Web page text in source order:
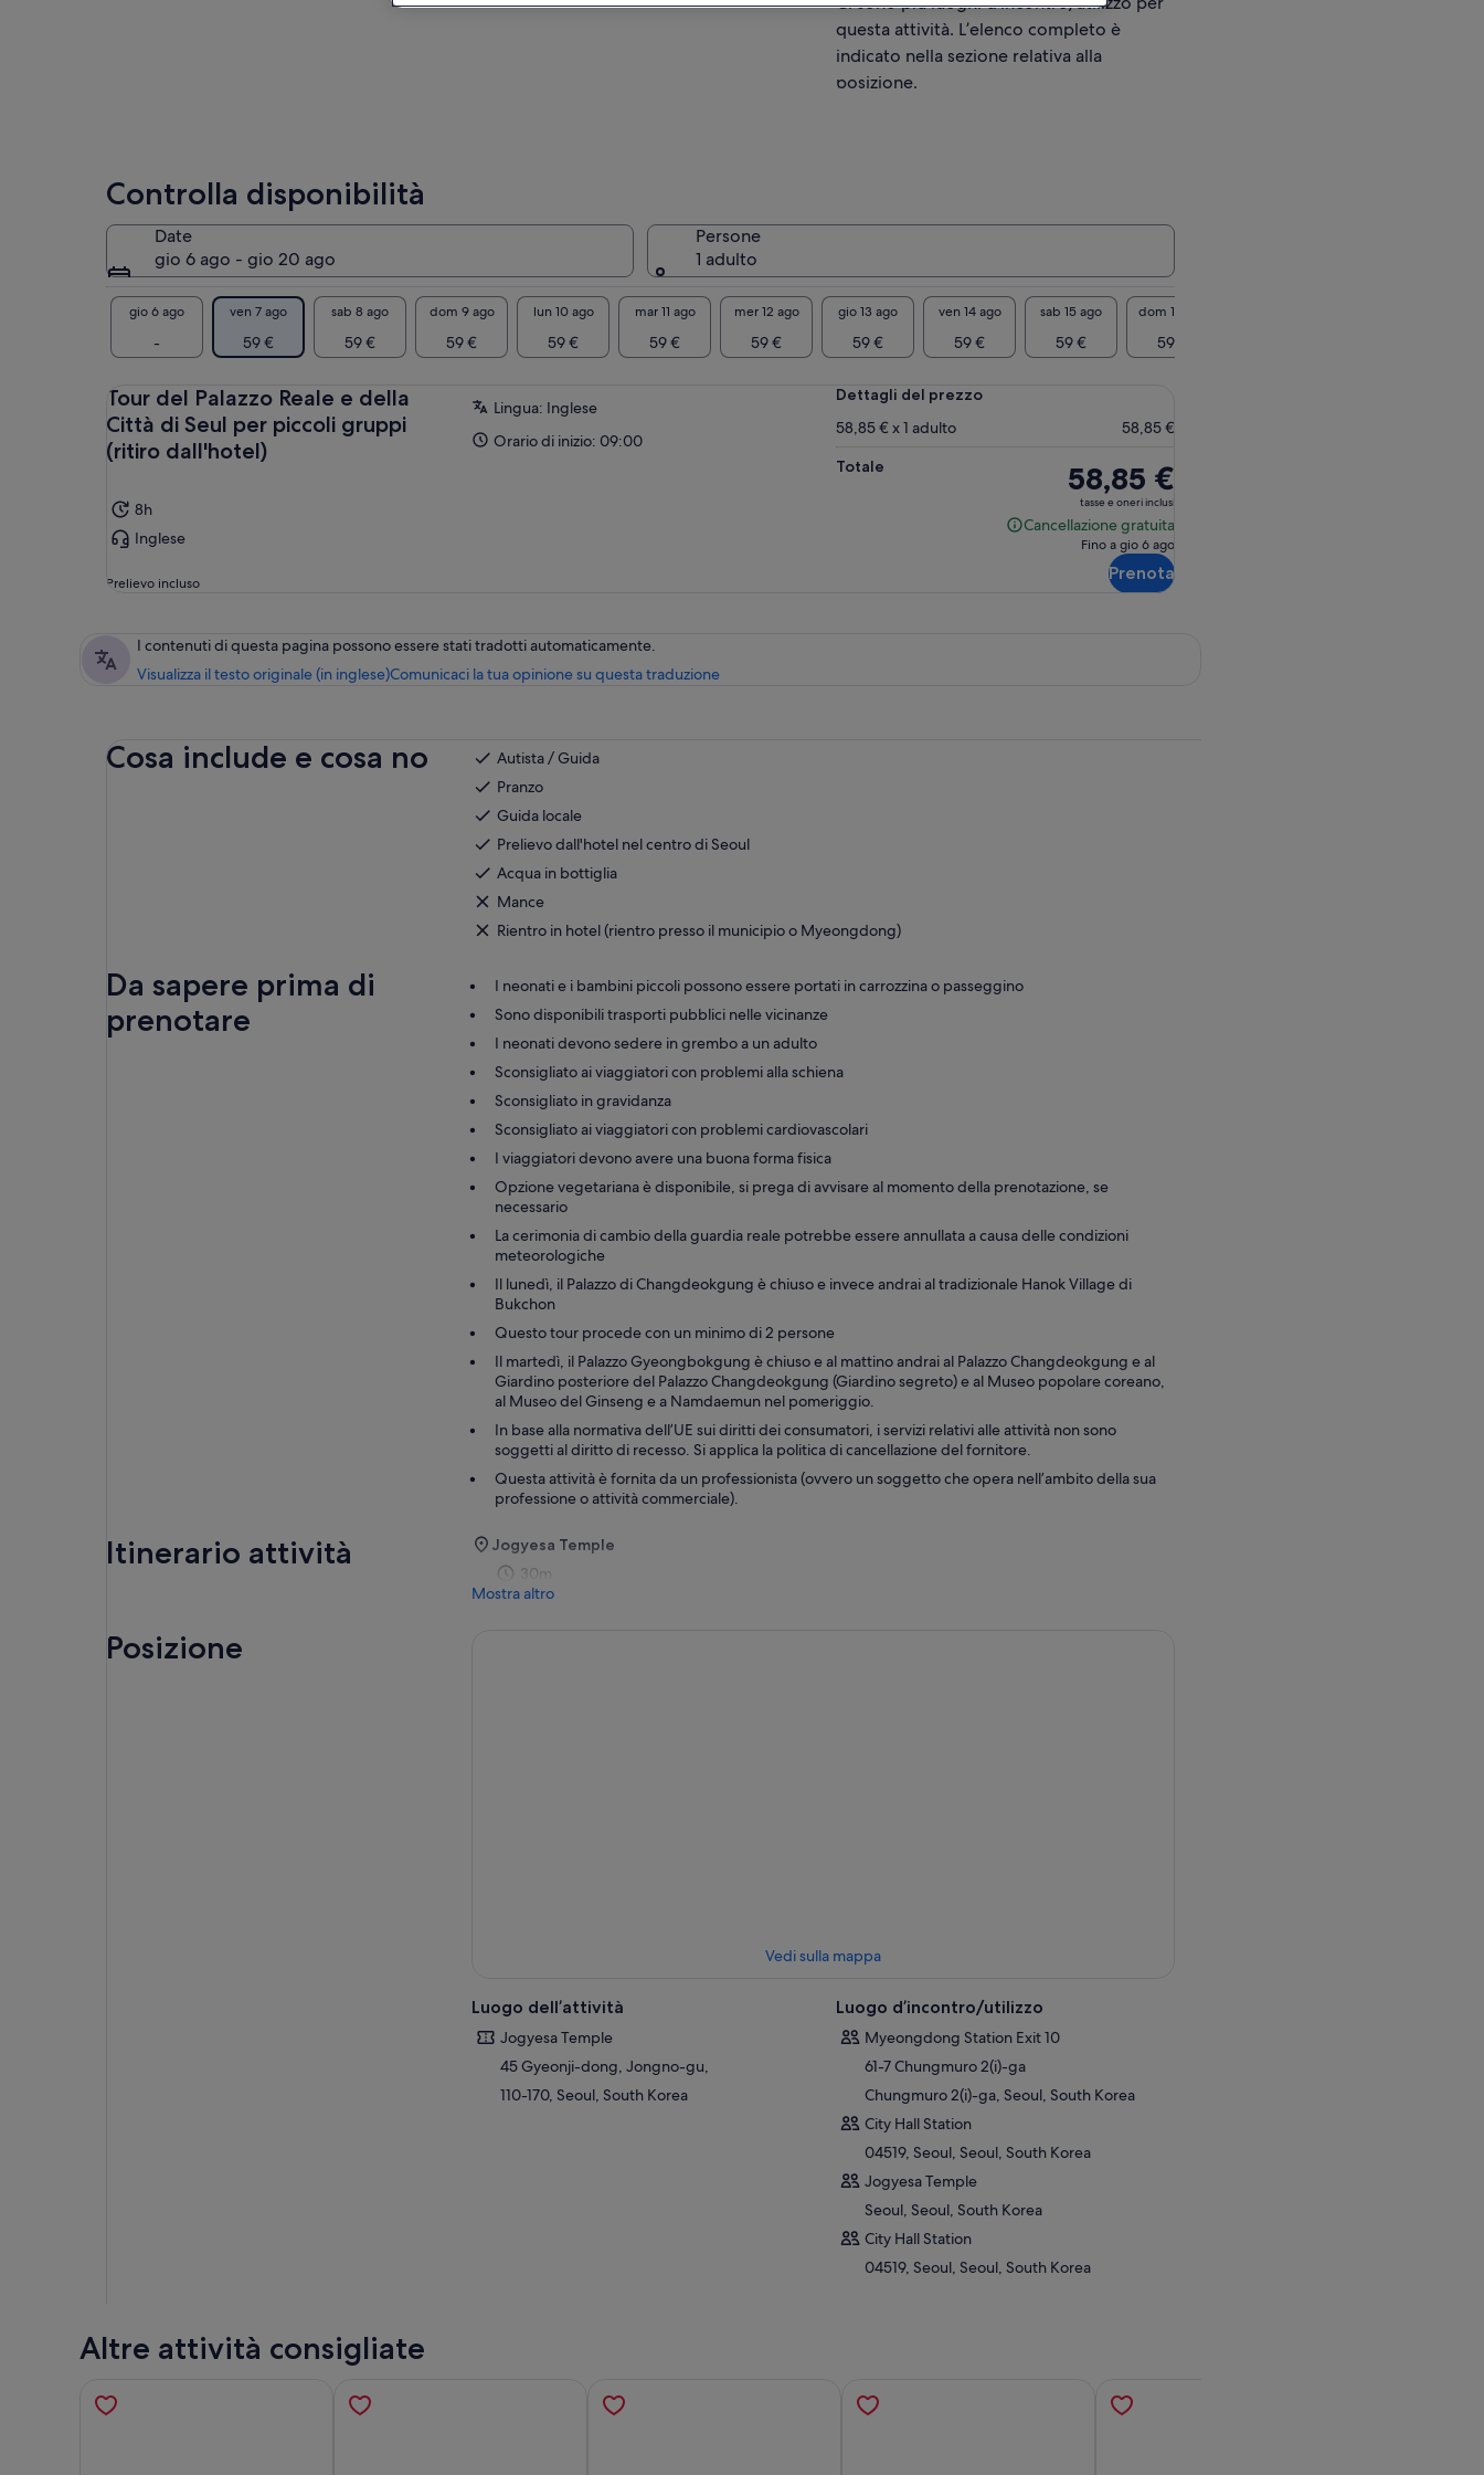
popolare dove potrai vedere come la gente visse
questa attività. L’elenco completo è
indicato nella sezione relativa alla
posizione.
Controlla disponibilità
Date
gio 6 ago - gio 20 ago
Persone
1 adulto
gio 6 ago
-
ven 7 ago
59 €
sab 8 ago
59 €
dom 9 ago
59 €
lun 10 ago
59 €
mar 11 ago
59 €
mer 12 ago
59 €
gio 13 ago
59 €
ven 14 ago
59 €
sab 15 ago
59 €
dom 16 ago
59 €
Tour del Palazzo Reale e della
Città di Seul per piccoli gruppi
(ritiro dall'hotel)
8h
Inglese
Prelievo incluso
Lingua: Inglese
Orario di inizio: 09:00
Dettagli del prezzo
58,85 € x 1 adulto
58,85 €
Totale
Il
prezzo
è
58,85 €
58,85 €
tasse e oneri inclusi
Cancellazione gratuita
Cancellazione
Fino a gio 6 ago
Prenota
I contenuti di questa pagina possono essere stati tradotti automaticamente.
Visualizza il testo originale (in inglese)Comunicaci la tua opinione su questa traduzioneApertura
Cosa include e cosa no
Autista / Guida
Pranzo
Guida locale
Prelievo dall'hotel nel centro di Seoul
Acqua in bottiglia
Mance
Rientro in hotel (rientro presso il municipio o Myeongdong)
Da sapere prima di
prenotare
I neonati e i bambini piccoli possono essere portati in carrozzina o passeggino
Sono disponibili trasporti pubblici nelle vicinanze
I neonati devono sedere in grembo a un adulto
Sconsigliato ai viaggiatori con problemi alla schiena
Sconsigliato in gravidanza
Sconsigliato ai viaggiatori con problemi cardiovascolari
I viaggiatori devono avere una buona forma fisica
Opzione vegetariana è disponibile, si prega di avvisare al momento della prenotazione, se
necessario
La cerimonia di cambio della guardia reale potrebbe essere annullata a causa delle condizioni
meteorologiche
Il lunedì, il Palazzo di Changdeokgung è chiuso e invece andrai al tradizionale Hanok Village di
Bukchon
Questo tour procede con un minimo di 2 persone
Il martedì, il Palazzo Gyeongbokgung è chiuso e al mattino andrai al Palazzo Changdeokgung e al
Giardino posteriore del Palazzo Changdeokgung (Giardino segreto) e al Museo popolare coreano,
al Museo del Ginseng e a Namdaemun nel pomeriggio.
In base alla normativa dell’UE sui diritti dei consumatori, i servizi relativi alle attività non sono
soggetti al diritto di recesso. Si applica la politica di cancellazione del fornitore.
Questa attività è fornita da un professionista (ovvero un soggetto che opera nell’ambito della sua
professione o attività commerciale).
Itinerario attività
Jogyesa Temple
30m
Mostra altro
Posizione
Vedi sulla mappa
Luogo dell’attività
Jogyesa Temple
45 Gyeonji-dong, Jongno-gu,
110-170, Seoul, South Korea
Luogo d’incontro/utilizzo
Myeongdong Station Exit 10
61-7 Chungmuro 2(i)-ga
Chungmuro 2(i)-ga, Seoul, South Korea
City Hall Station
04519, Seoul, Seoul, South Korea
Jogyesa Temple
Seoul, Seoul, South Korea
City Hall Station
04519, Seoul, Seoul, South Korea
Altre attività consigliate